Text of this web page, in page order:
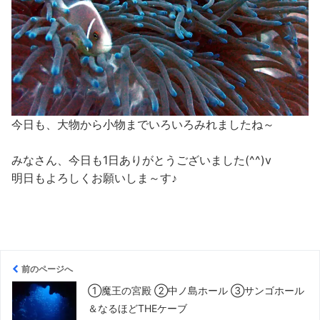
今日も、大物から小物までいろいろみれましたね～
みなさん、今日も1日ありがとうございました(^^)v
明日もよろしくお願いしま～す♪
前のページへ
①魔王の宮殿 ②中ノ島ホール ③サンゴホール
＆なるほどTHEケーブ